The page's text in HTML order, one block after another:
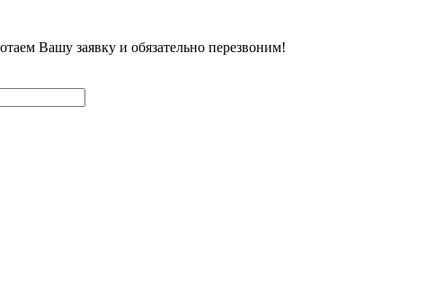
Вашу заявку и обязательно перезвоним!